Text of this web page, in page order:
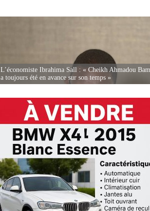
L’économiste Ibrahima Sall : « Cheikh Ahmadou
a toujours été en avance sur son temps »